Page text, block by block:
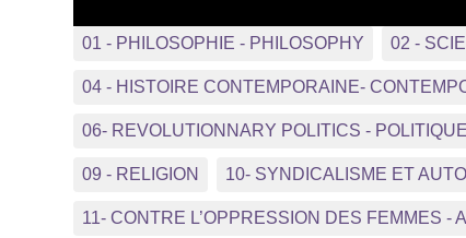
01 - PHILOSOPHIE - PHILOSOPHY 02 -
04 - HISTOIRE CONTEMPORAINE-
06- REVOLUTIONNARY POLITICS -
09 - RELIGION 10- SYNDICALISME ET
11- CONTRE L’OPPRESSION DES FEMMES -